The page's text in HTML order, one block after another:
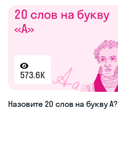
573.6K
Назовите 20 слов на букву А?